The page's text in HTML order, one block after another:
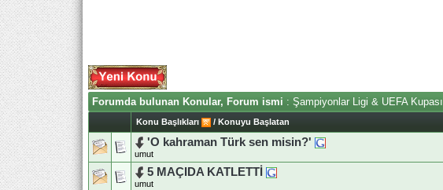
Forumda bulunan Konular, Forum ismi : Şampiyonlar Ligi & UEFA Kupası
Konu Başlıkları / Konuyu Başlatan
'O kahraman Türk sen misin?'
umut
5 MAÇIDA KATLETTİ
umut